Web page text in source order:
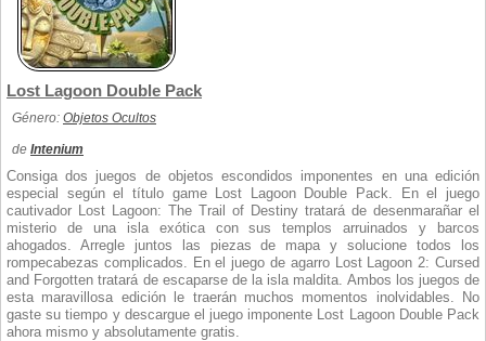
Lost Lagoon Double Pack
Género: Objetos Ocultos
de Intenium
Consiga dos juegos de objetos escondidos imponentes en una edición
especial según el título game Lost Lagoon Double Pack. En el juego
cautivador Lost Lagoon: The Trail of Destiny tratará de desenmarañar el
misterio de una isla exótica con sus templos arruinados y barcos
ahogados. Arregle juntos las piezas de mapa y solucione todos los
rompecabezas complicados. En el juego de agarro Lost Lagoon 2: Cursed
and Forgotten tratará de escaparse de la isla maldita. Ambos los juegos de
esta maravillosa edición le traerán muchos momentos inolvidables. No
gaste su tiempo y descargue el juego imponente Lost Lagoon Double Pack
ahora mismo y absolutamente gratis.